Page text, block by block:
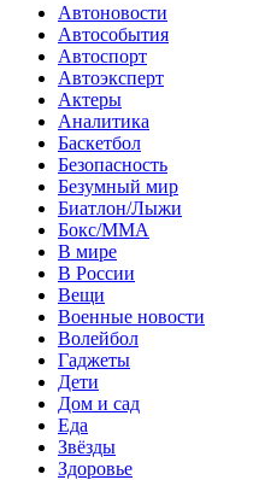
Автоновости
Автособытия
Автоспорт
Автоэксперт
Актеры
Аналитика
Баскетбол
Безопасность
Безумный мир
Биатлон/Лыжи
Бокс/MMA
В мире
В России
Вещи
Военные новости
Волейбол
Гаджеты
Дети
Дом и сад
Еда
Звёзды
Здоровье